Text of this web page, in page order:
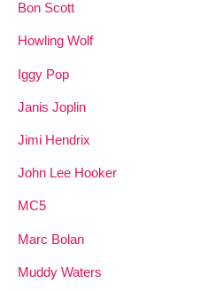
Bon Scott
Howling Wolf
Iggy Pop
Janis Joplin
Jimi Hendrix
John Lee Hooker
MC5
Marc Bolan
Muddy Waters